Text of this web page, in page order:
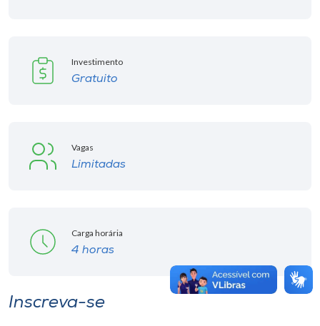
Investimento
Gratuito
Vagas
Limitadas
Carga horária
4 horas
Inscreva-se